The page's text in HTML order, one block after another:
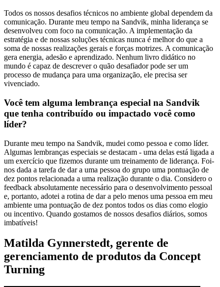
Todos os nossos desafios técnicos no ambiente global dependem da
comunicação. Durante meu tempo na Sandvik, minha liderança se
desenvolveu com foco na comunicação. A implementação da
estratégia e de nossas soluções técnicas nunca é melhor do que a
soma de nossas realizações gerais e forças motrizes. A comunicação
gera energia, adesão e aprendizado. Nenhum livro didático no
mundo é capaz de descrever o quão desafiador pode ser um
processo de mudança para uma organização, ele precisa ser
vivenciado.
Você tem alguma lembrança especial na Sandvik
que tenha contribuído ou impactado você como
líder?
Durante meu tempo na Sandvik, mudei como pessoa e como líder.
Algumas lembranças especiais se destacam - uma delas está ligada a
um exercício que fizemos durante um treinamento de liderança. Foi-
nos dada a tarefa de dar a uma pessoa do grupo uma pontuação de
dez pontos relacionada a uma realização durante o dia. Considero o
feedback absolutamente necessário para o desenvolvimento pessoal
e, portanto, adotei a rotina de dar a pelo menos uma pessoa em meu
ambiente uma pontuação de dez pontos todos os dias como elogio
ou incentivo. Quando gostamos de nossos desafios diários, somos
imbatíveis!
Matilda Gynnerstedt, gerente de
gerenciamento de produtos da Concept
Turning